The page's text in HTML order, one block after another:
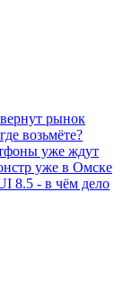
рынок
возьмёте?
уже ждут
уже в Омске
8.5 - в чём дело